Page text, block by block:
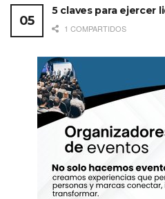
5 claves para ejercer
1 COMPARTIDOS